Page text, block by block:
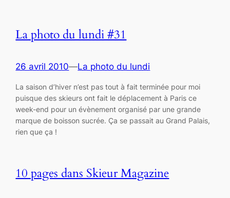
La photo du lundi #31
26 avril 2010—La photo du lundi
La saison d’hiver n’est pas tout à fait terminée pour moi
puisque des skieurs ont fait le déplacement à Paris ce
week-end pour un évènement organisé par une grande
marque de boisson sucrée. Ça se passait au Grand Palais,
rien que ça !
10 pages dans Skieur Magazine